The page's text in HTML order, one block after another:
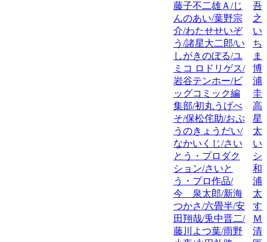
藤子不二雄Ａ/じ
んのあい/葉野宗
介/わたせせいぞ
う/諸星大二郎/い
しがきのぼる/ユ
ミコ ロドリゲス/
岩谷テンホー/ビ
ッグコミック編
集部/初丸うげべ
そ/保松侘助/おぷ
うのきょうだい/
なかいくじ/さい
とう・プロダク
ション/さいと
う・プロ作品/
今 泉太郎/新海
つかさ/六畳半/安
田翔哉/兎中晋二/
藤川よつ葉/雨野
吾/
之
い
ち
ま
博/
浦
圭/
高
星/
太
い
シ
和
浦
太
す
Ｍ
清